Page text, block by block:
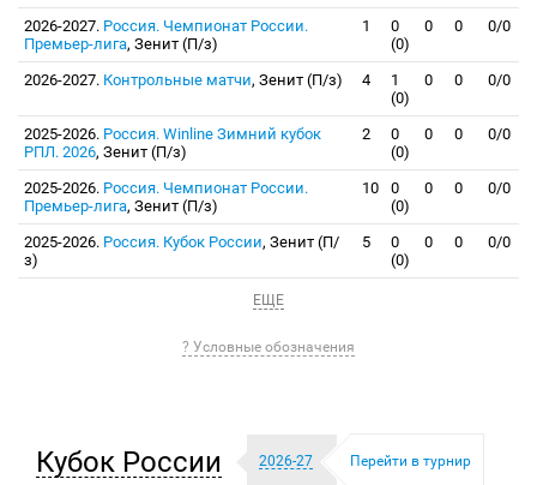
2026-2027. Россия. Чемпионат России.
Премьер-лига, Зенит (П/з)
1
0
(0)
0 0 0/0
2026-2027. Контрольные матчи, Зенит (П/з) 4
1
(0)
0 0 0/0
2025-2026. Россия. Winline Зимний кубок
РПЛ. 2026, Зенит (П/з)
2
0
(0)
0 0 0/0
2025-2026. Россия. Чемпионат России.
Премьер-лига, Зенит (П/з)
10
0
(0)
0 0 0/0
2025-2026. Россия. Кубок России, Зенит (П/
з)
5
0
(0)
0 0 0/0
ЕЩЕ
? Условные обозначения
Кубок России 2026-27 Перейти в турнир